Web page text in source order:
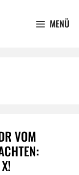
MENÜ
VOM